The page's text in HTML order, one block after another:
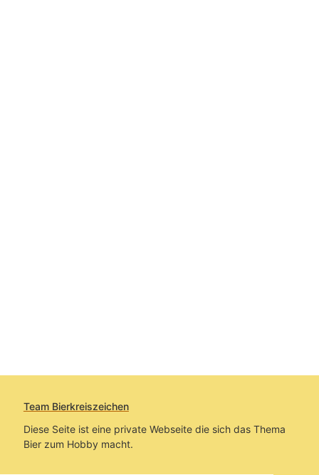
Team Bierkreiszeichen
Diese Seite ist eine private Webseite die sich das Thema
Bier zum Hobby macht.